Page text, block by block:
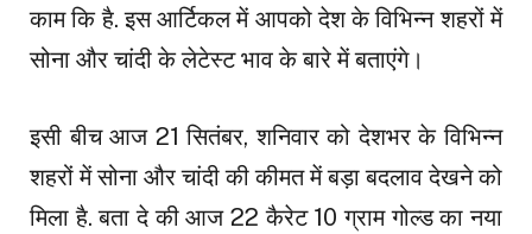
काम कि है. इस आर्टिकल में आपको देश के विभिन्न शहरों में
सोना और चांदी के लेटेस्ट भाव के बारे में बताएंगे।
इसी बीच आज 21 सितंबर, शनिवार को देशभर के विभिन्न
शहरों में सोना और चांदी की कीमत में बड़ा बदलाव देखने को
मिला है. बता दे की आज 22 कैरेट 10 ग्राम गोल्ड का नया